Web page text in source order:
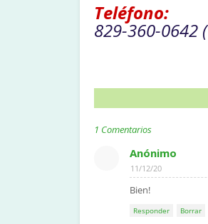
Teléfono:
829-360-0642 (
1 Comentarios
Anónimo
11/12/20
Bien!
Responder Borrar